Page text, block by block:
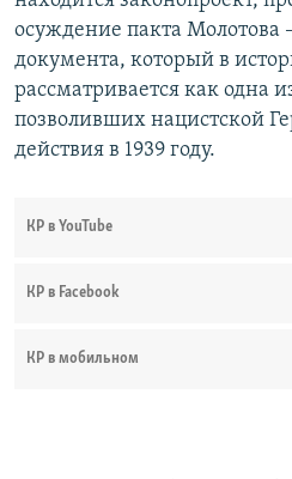
осуждение пакта Молотова
документа, который в
рассматривается как одна
позволивших нацистской
действия в 1939 году.
КР в YouTube
КР в Facebook
КР в мобильном